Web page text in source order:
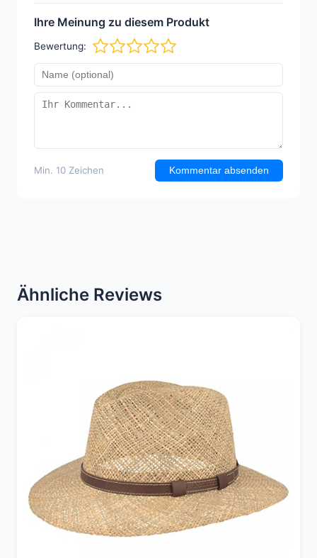
Ihre Meinung zu diesem Produkt
Bewertung:
Min. 10 Zeichen Kommentar absenden
Ähnliche Reviews